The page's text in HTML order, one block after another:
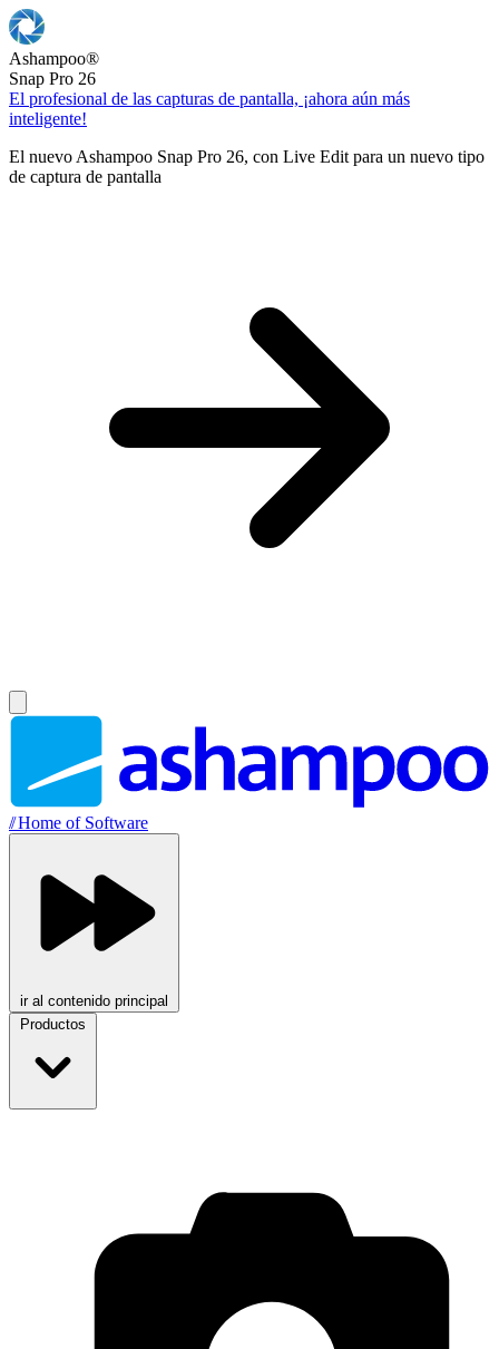
Ashampoo®
Snap Pro 26
El profesional de las capturas de pantalla, ¡ahora aún más
inteligente!
El nuevo Ashampoo Snap Pro 26, con Live Edit para un nuevo tipo
de captura de pantalla
//Home of Software
ir al contenido principal
Productos